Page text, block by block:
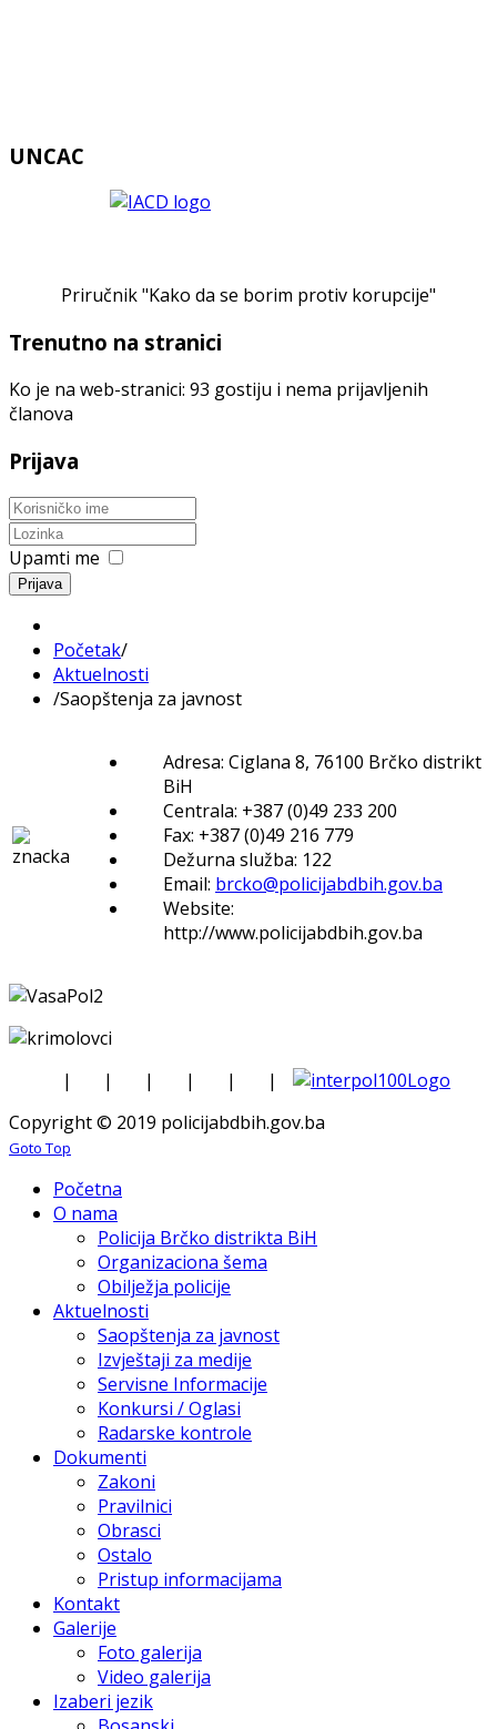
UNCAC
Priručnik "Kako da se borim protiv korupcije"
Trenutno na stranici
Ko je na web-stranici: 93 gostiju i nema prijavljenih
članova
Prijava
Upamti me
Prijava
Početak/
Aktuelnosti
/Saopštenja za javnost
Adresa: Ciglana 8, 76100 Brčko distrikt
BiH
Centrala: +387 (0)49 233 200
Fax: +387 (0)49 216 779
Dežurna služba: 122
Email: brcko@policijabdbih.gov.ba
Website:
http://www.policijabdbih.gov.ba
| | | | |
|
Copyright © 2019 policijabdbih.gov.ba
Goto Top
Početna
O nama
Policija Brčko distrikta BiH
Organizaciona šema
Obilježja policije
Aktuelnosti
Saopštenja za javnost
Izvještaji za medije
Servisne Informacije
Konkursi / Oglasi
Radarske kontrole
Dokumenti
Zakoni
Pravilnici
Obrasci
Ostalo
Pristup informacijama
Kontakt
Galerije
Foto galerija
Video galerija
Izaberi jezik